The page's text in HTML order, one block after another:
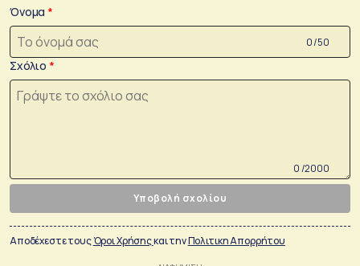
Όνομα
0 /50
Σχόλιο
0 /2000
Υποβολή σχολίου
Αποδέχεστε τουςΌροι Χρήσηςκαι τηνΠολιτικη Απορρήτου